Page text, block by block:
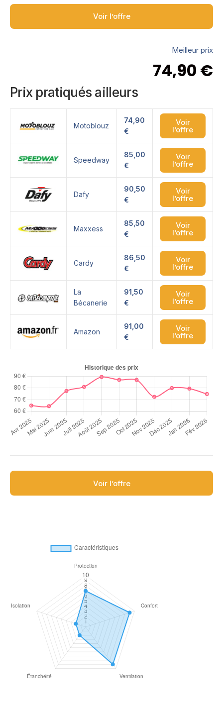
Voir l’offre
Meilleur prix
74,90 €
Prix pratiqués ailleurs
Motoblouz
74,90
€
Voir
l’offre
Speedway
85,00
€
Voir
l’offre
Dafy
90,50
€
Voir
l’offre
Maxxess
85,50
€
Voir
l’offre
Cardy
86,50
€
Voir
l’offre
La
Bécanerie
91,50
€
Voir
l’offre
Amazon
91,00
€
Voir
l’offre
Voir l’offre